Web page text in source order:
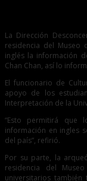
La Dirección
residencia del Museo
inglés la información
Chan Chan, así lo
El funcionario de
apoyo de los
Interpretación de la
“Esto permitirá que
información en ingles
del país”, refirió.
Por su parte, la
residencia del
universitarios